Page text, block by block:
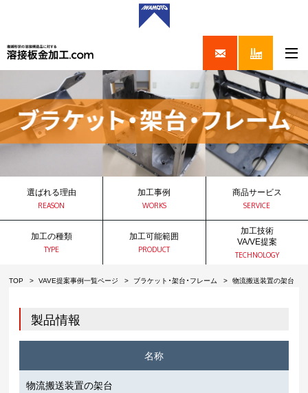
選ばれる理由
REASON
加工事例
WORKS
商品サービス
SERVICE
加工の種類
TYPE
加工可能範囲
PRODUCT
加工技術
VA/VE提案
TECHNOLOGY
TOP VAVE提案事例一覧ページ ブラケット・架台・フレーム 物流搬送装置の架台
製品情報
名称
物流搬送装置の架台